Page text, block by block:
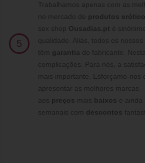
5
Trabalhamos apenas com as
no mercado de produtos
sex shop Ousadias.pt é
qualidade. Aliás, todos os nossos
têm garantia do fabricante.
complicações. Para nós, a
mais importante. Esforçamo-nos
apresentar as melhores marcas
aos preços mais baixos e ainda
semanais com descontos